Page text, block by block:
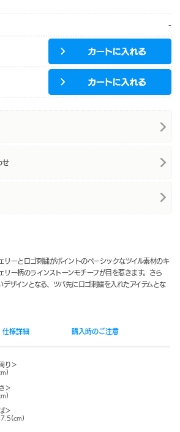
-
せ
リーとロゴ刺繍がポイントのベーシックなツイル素材のキ
リー柄のラインストーンモチーフが目を惹きます。さら
ザインとなる、ツバ先にロゴ刺繍を入れたアイテムとな
仕様詳細 購入時のご注意
り＞
＞
＞
7.5(cm)